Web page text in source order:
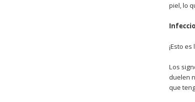
piel, lo
¡Esto
Los
duelen
que